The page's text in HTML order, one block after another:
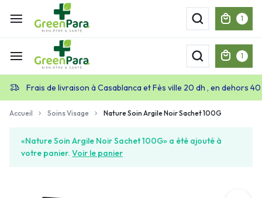
1
1
Frais de livraison à Casablanca et Fès ville 20 dh , en dehors
Accueil Soins Visage Nature Soin Argile Noir Sachet 100G
«Nature Soin Argile Noir Sachet 100G» a été ajouté à
votre panier. Voir le panier